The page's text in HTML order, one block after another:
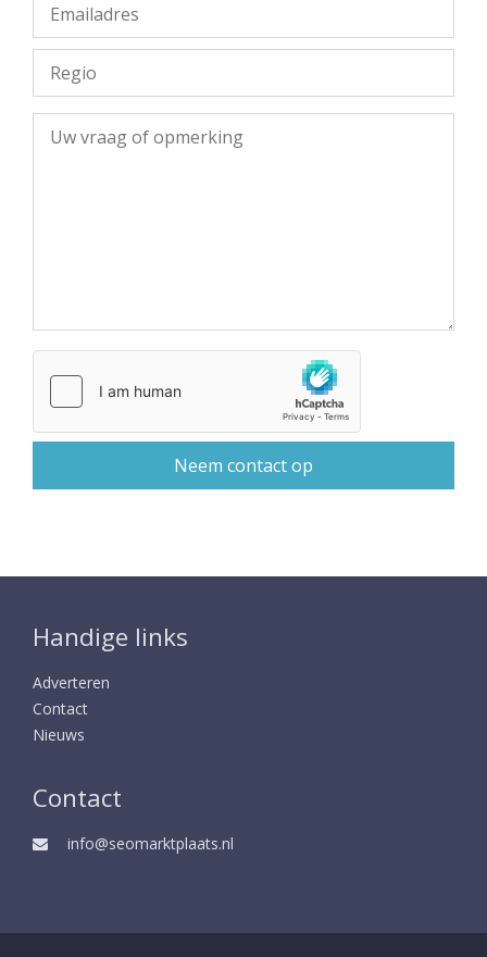
Handige links
Adverteren
Contact
Nieuws
Contact
info@seomarktplaats.nl